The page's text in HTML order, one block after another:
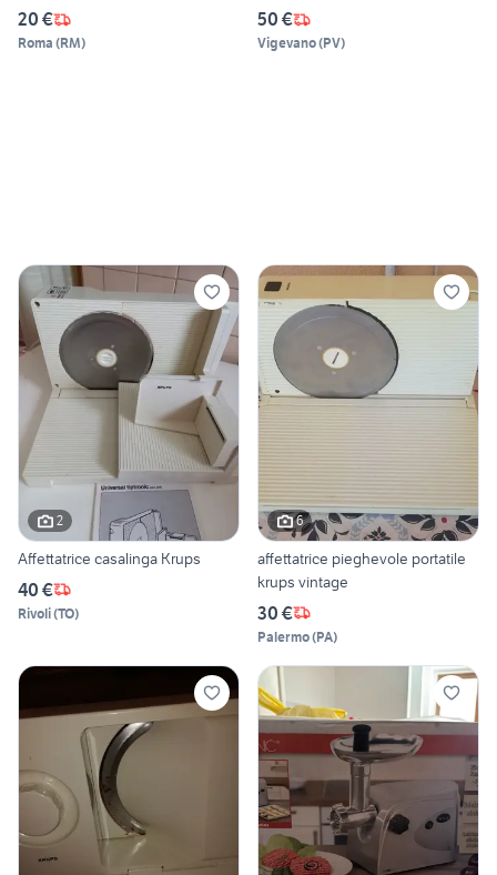
20 €
Roma (RM)
50 €
Vigevano(PV)
2
Affettatrice casalinga Krups
40 €
Rivoli(TO)
6
affettatrice pieghevole portatile
krups vintage
30 €
Palermo(PA)